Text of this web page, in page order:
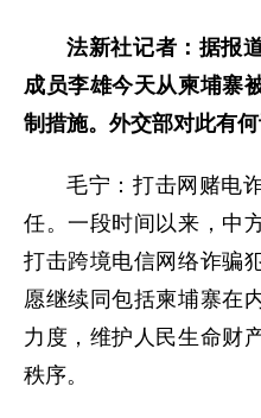
法新社记者：据报
成员李雄今天从柬埔寨
制措施。外交部对此有何
毛宁：打击网赌电
任。一段时间以来，中
打击跨境电信网络诈骗
愿继续同包括柬埔寨在
力度，维护人民生命财
秩序。